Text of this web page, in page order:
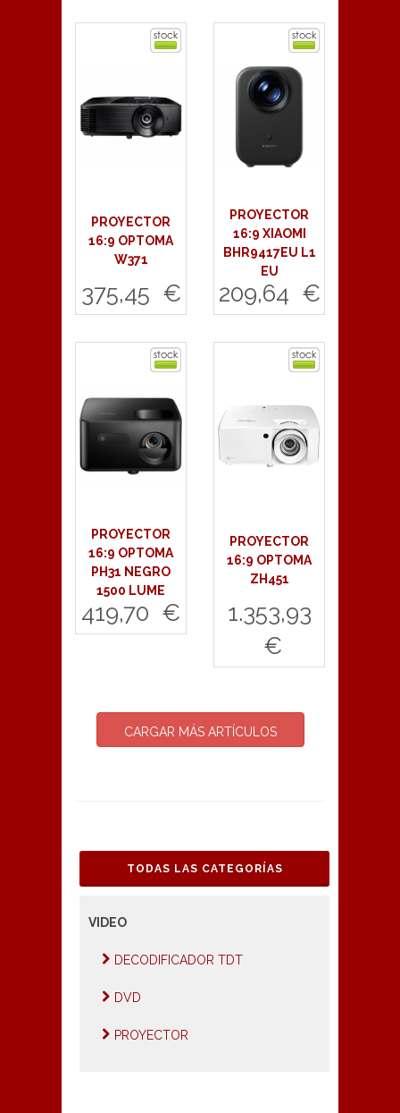
Comprar
PROYECTOR
16:9 OPTOMA
W371
375,45 €
Comprar
PROYECTOR
16:9 XIAOMI
BHR9417EU L1
EU
209,64 €
Comprar
PROYECTOR
16:9 OPTOMA
PH31 NEGRO
1500 LUME
419,70 €
PROYECTOR
16:9 OPTOMA
ZH451
1.353,93
€
CARGAR MÁS ARTÍCULOS
TODAS LAS CATEGORÍAS
VIDEO
DECODIFICADOR TDT
DVD
PROYECTOR